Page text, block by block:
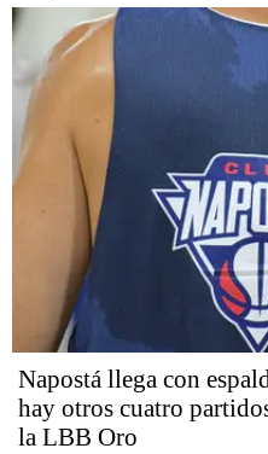
Napostá llega con
hay otros cuatro
la LBB Oro